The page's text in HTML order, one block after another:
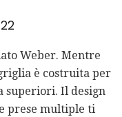
Weber. Mentre
è costruita per
superiori. Il design
prese multiple ti